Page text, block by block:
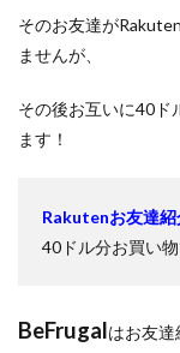
そのお友達が
ませんが、
その後お互いに40ド
ます！
Rakutenお友達紹
40ドル分お買い物
BeFrugalはお友達